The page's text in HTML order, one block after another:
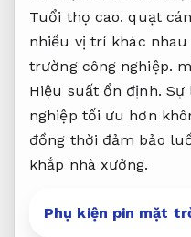
Tuổi thọ cao. quạt
nhiều vị trí khác
trường công nghiệp.
Hiệu suất ổn định. Sự
nghiệp tối ưu hơn
đồng thời đảm bảo
khắp nhà xưởng.
Phụ kiện pin mặt